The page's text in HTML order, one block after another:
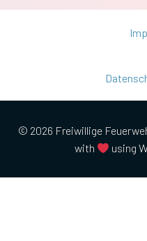
© 2026 Freiwillige
with
using